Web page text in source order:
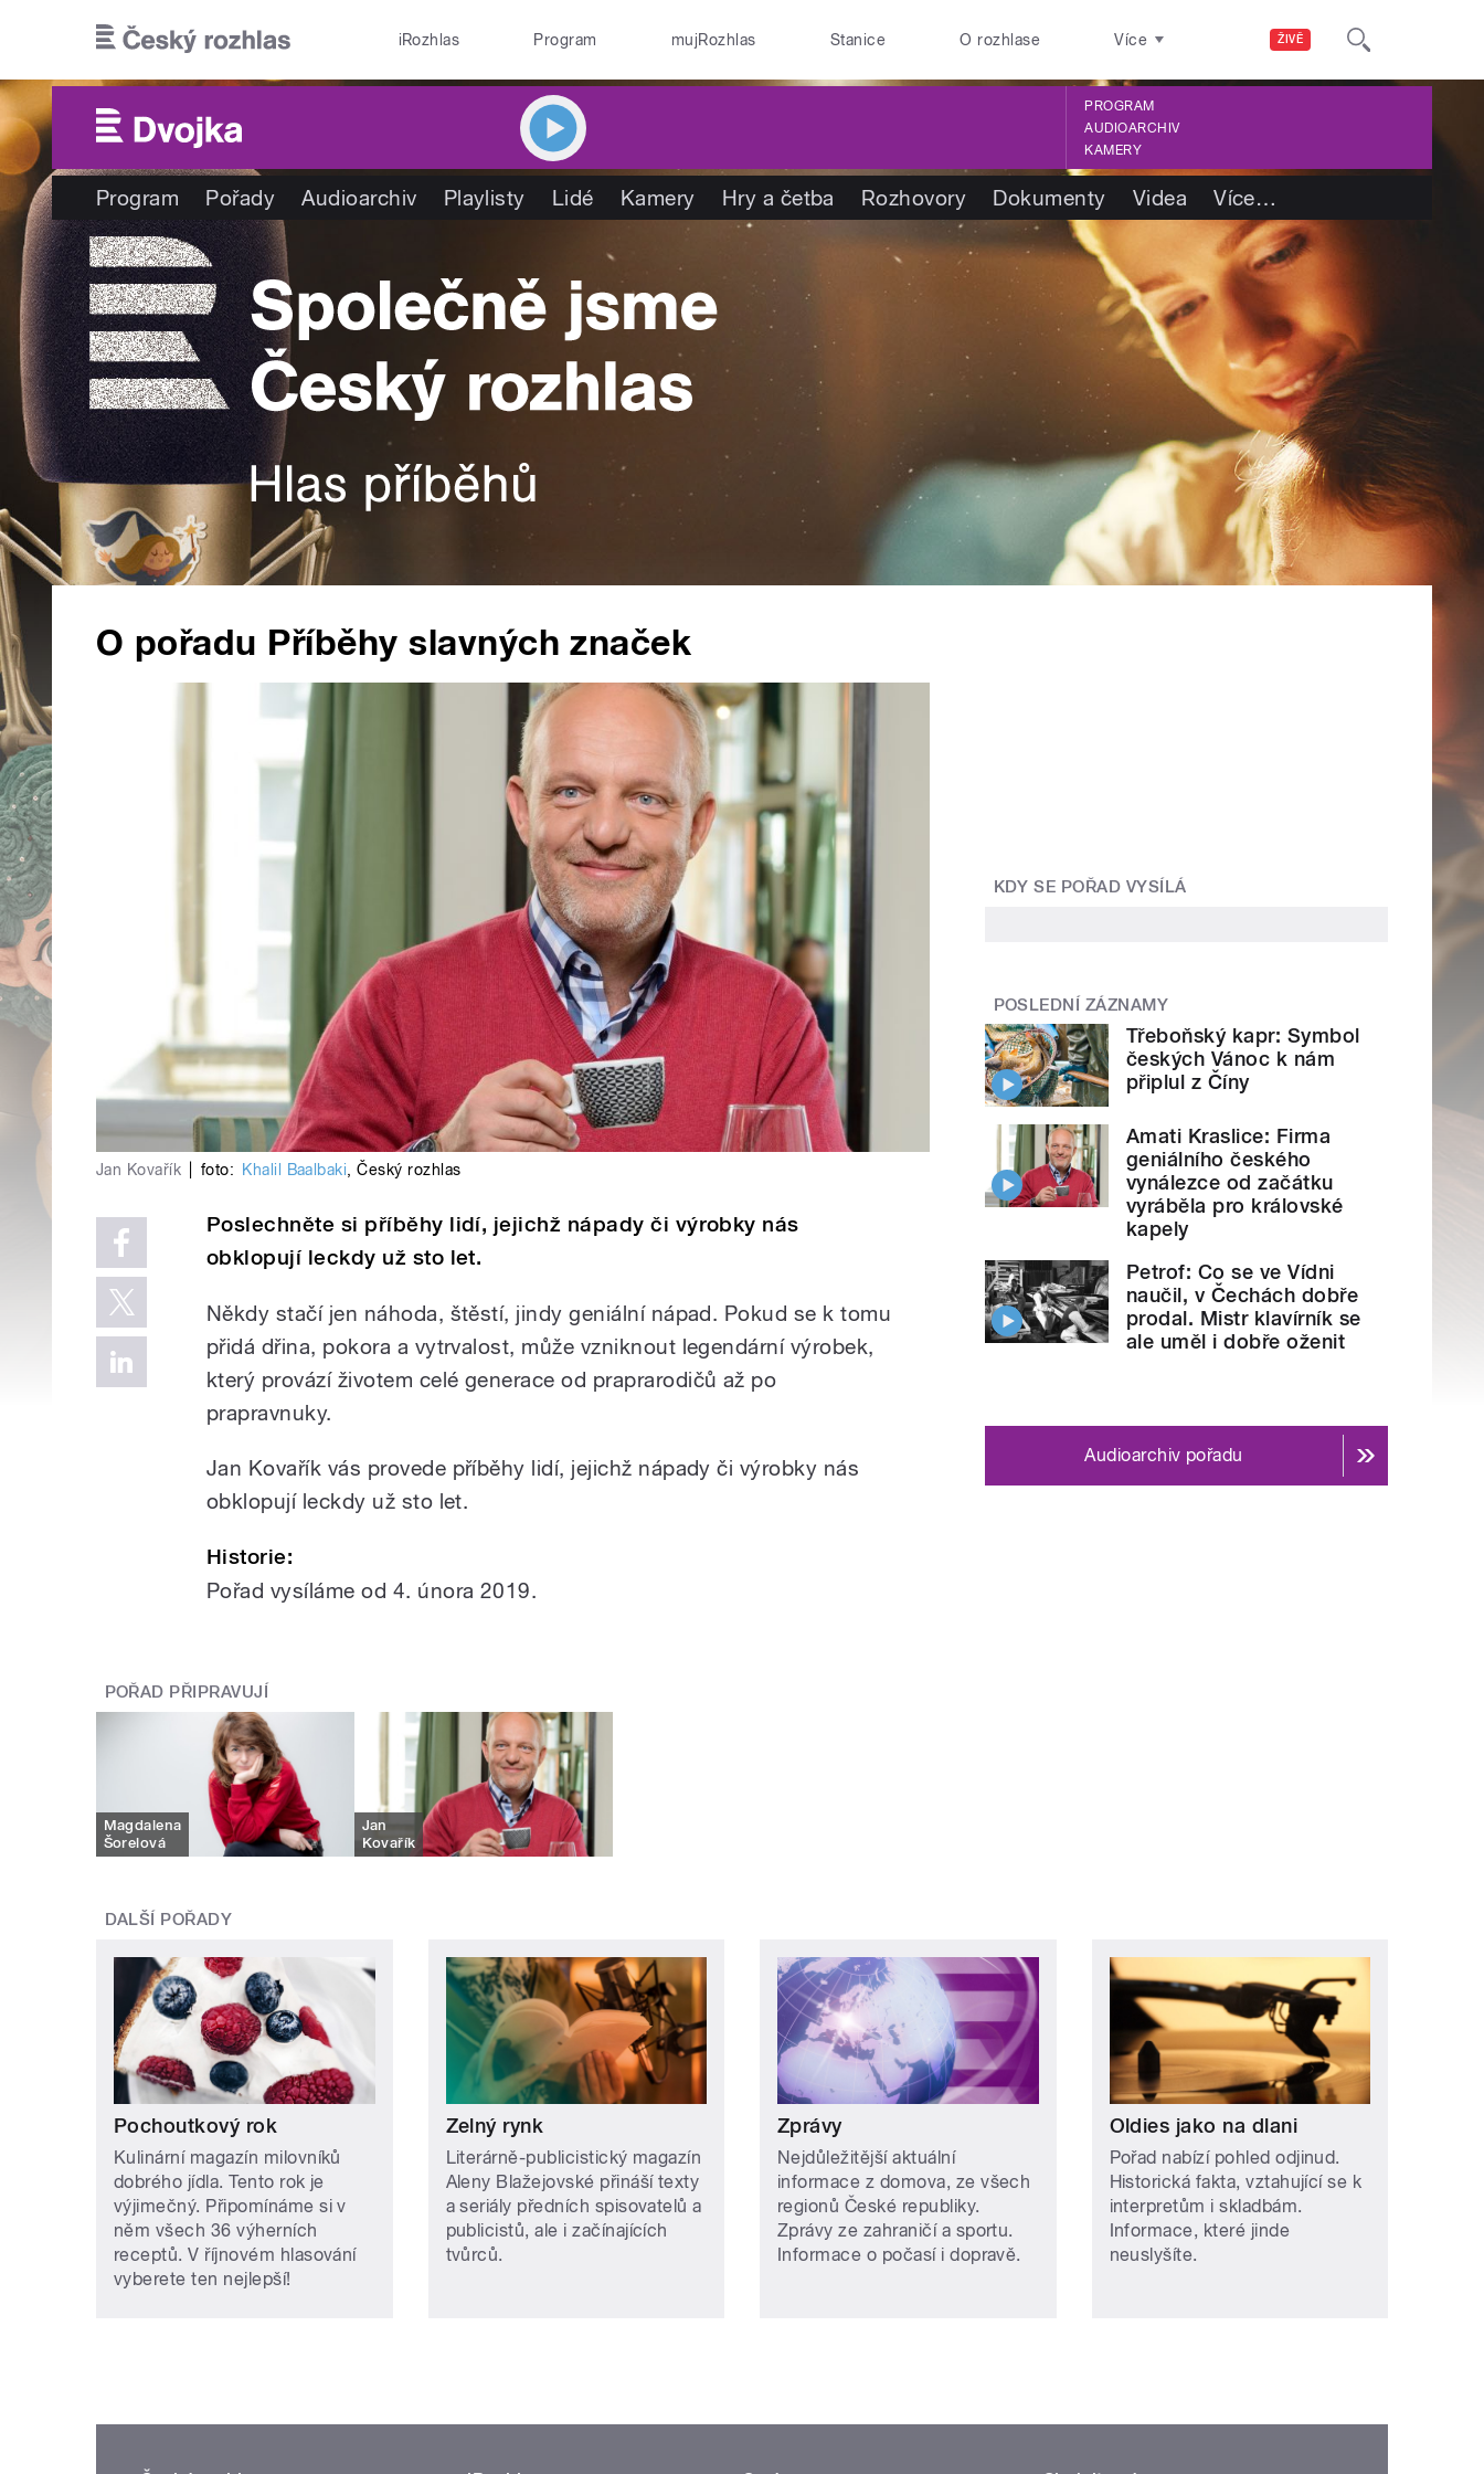
ŽIVĚ
iRozhlas Program mujRozhlas Stanice O rozhlase Více
PROGRAM
AUDIOARCHIV
KAMERY
Program Pořady Audioarchiv Playlisty Lidé Kamery Hry a četba Rozhovory Dokumenty Videa Více…
O pořadu Příběhy slavných značek
Jan Kovařík foto: Khalil Baalbaki,Český rozhlas
Poslechněte si příběhy lidí, jejichž nápady či výrobky nás
obklopují leckdy už sto let.
Někdy stačí jen náhoda, štěstí, jindy geniální nápad. Pokud se k tomu
přidá dřina, pokora a vytrvalost, může vzniknout legendární výrobek,
který provází životem celé generace od praprarodičů až po
prapravnuky.
Jan Kovařík vás provede příběhy lidí, jejichž nápady či výrobky nás
obklopují leckdy už sto let.
Historie:
Pořad vysíláme od 4. února 2019.
KDY SE POŘAD VYSÍLÁ
POSLEDNÍ ZÁZNAMY
Třeboňský kapr: Symbol
českých Vánoc k nám
připlul z Číny
Amati Kraslice: Firma
geniálního českého
vynálezce od začátku
vyráběla pro královské
kapely
Petrof: Co se ve Vídni
naučil, v Čechách dobře
prodal. Mistr klavírník se
ale uměl i dobře oženit
Audioarchiv pořadu
POŘAD PŘIPRAVUJÍ
Magdalena
Šorelová
Jan
Kovařík
DALŠÍ POŘADY
Pochoutkový rok
Kulinární magazín milovníků
dobrého jídla. Tento rok je
výjimečný. Připomínáme si v
něm všech 36 výherních
receptů. V říjnovém hlasování
vyberete ten nejlepší!
Zelný rynk
Literárně-publicistický magazín
Aleny Blažejovské přináší texty
a seriály předních spisovatelů a
publicistů, ale i začínajících
tvůrců.
Zprávy
Nejdůležitější aktuální
informace z domova, ze všech
regionů České republiky.
Zprávy ze zahraničí a sportu.
Informace o počasí i dopravě.
Oldies jako na dlani
Pořad nabízí pohled odjinud.
Historická fakta, vztahující se k
interpretům i skladbám.
Informace, které jinde
neuslyšíte.